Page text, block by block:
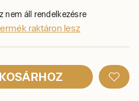
nem áll rendelkezésre
raktáron lesz